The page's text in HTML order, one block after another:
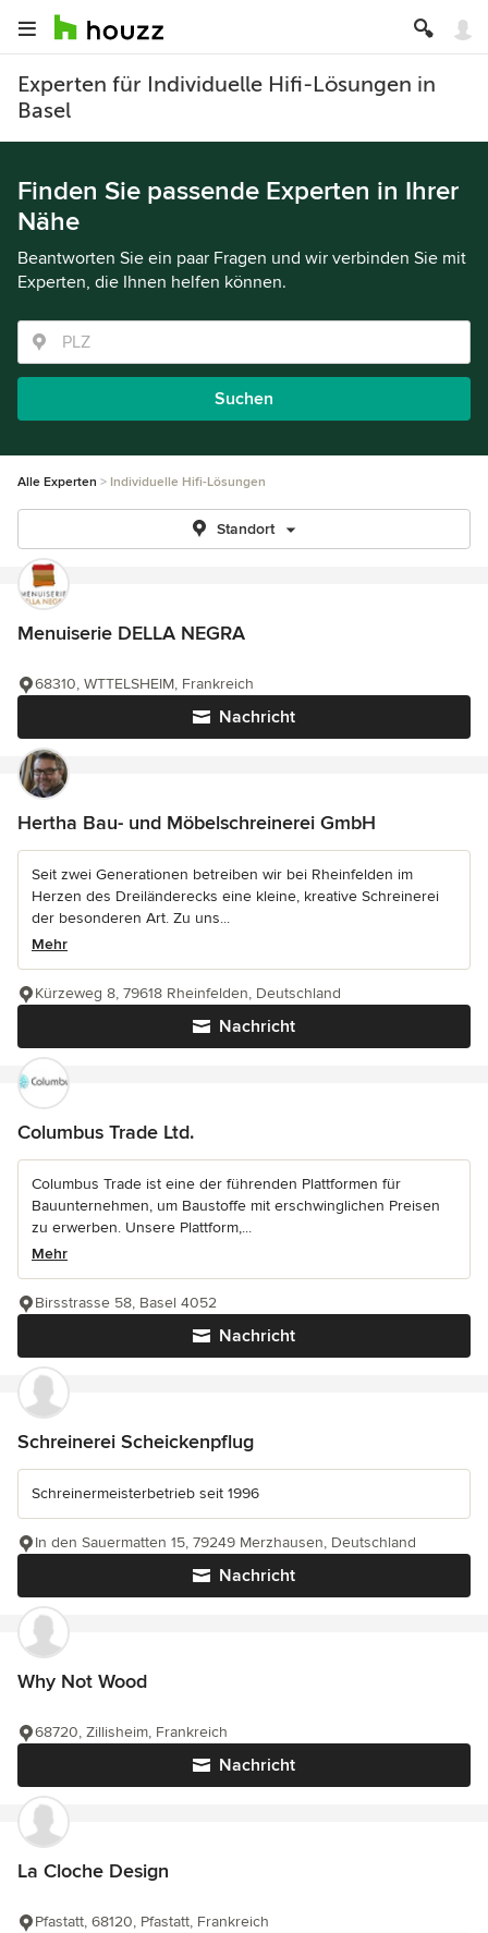
Experten für Individuelle Hifi-Lösungen in
Basel
Finden Sie passende Experten in Ihrer
Nähe
Beantworten Sie ein paar Fragen und wir verbinden Sie mit
Experten, die Ihnen helfen können.
Suchen
Alle Experten Individuelle Hifi-Lösungen
Standort
Menuiserie DELLA NEGRA
Nachricht
68310, WTTELSHEIM, Frankreich
Hertha Bau- und Möbelschreinerei GmbH
Seit zwei Generationen betreiben wir bei Rheinfelden im
Herzen des Dreiländerecks eine kleine, kreative Schreinerei
der besonderen Art. Zu uns...
Mehr
Nachricht
Kürzeweg 8, 79618 Rheinfelden, Deutschland
Columbus Trade Ltd.
Columbus Trade ist eine der führenden Plattformen für
Bauunternehmen, um Baustoffe mit erschwinglichen Preisen
zu erwerben. Unsere Plattform,...
Mehr
Nachricht
Birsstrasse 58, Basel 4052
Schreinerei Scheickenpflug
Schreinermeisterbetrieb seit 1996
Nachricht
In den Sauermatten 15, 79249 Merzhausen, Deutschland
Why Not Wood
Nachricht
68720, Zillisheim, Frankreich
La Cloche Design
Pfastatt, 68120, Pfastatt, Frankreich